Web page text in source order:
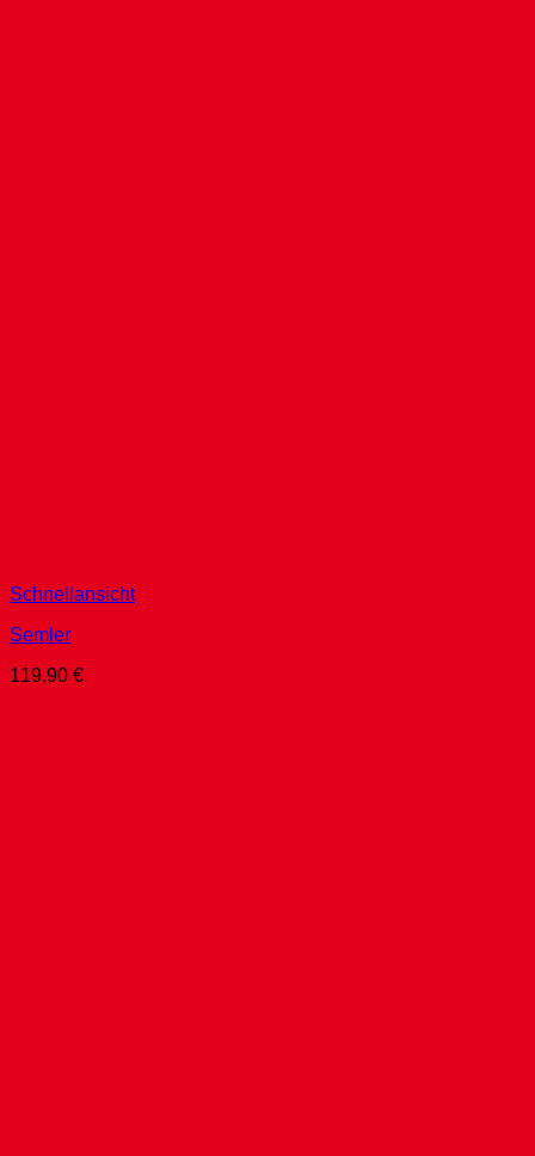
Schnellansicht
Semler
119,90 €